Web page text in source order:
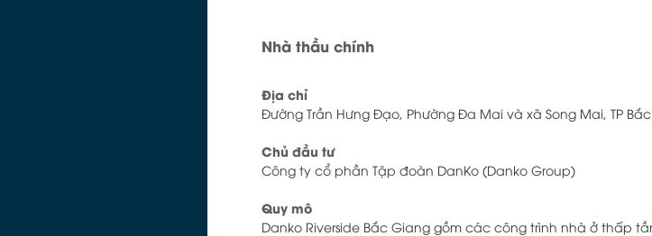
Nhà thầu chính
Địa chỉ
Đường Trần Hưng Đạo, Phường Đa Mai và xã Song Mai, TP
Chủ đầu tư
Công ty cổ phần Tập đoàn DanKo (Danko Group)
Quy mô
Danko Riverside Bắc Giang gồm các công trình nhà ở thấp